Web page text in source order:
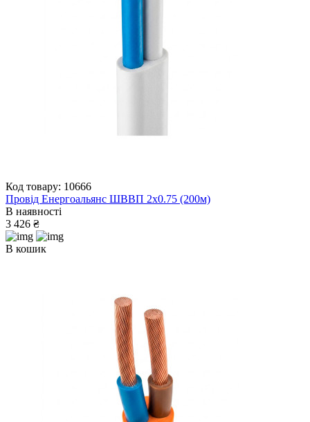
Код товару: 10666
Провід Енергоальянс ШВВП 2х0.75 (200м)
В наявності
3 426 ₴
В кошик